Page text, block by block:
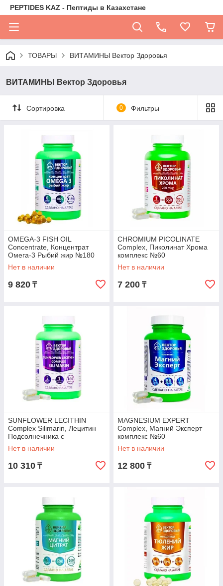
PEPTIDES KAZ - Пептиды в Казахстане
ТОВАРЫ ВИТАМИНЫ Вектор Здоровья
ВИТАМИНЫ Вектор Здоровья
Сортировка 0 Фильтры
OMEGA-3 FISH OIL
Concentrate, Концентрат
Омега-3 Рыбий жир №180
Нет в наличии
9 820 ₸
CHROMIUM PICOLINATE
Complex, Пиколинат Хрома
комплекс №60
Нет в наличии
7 200 ₸
SUNFLOWER LECITHIN
Complex Silimarin, Лецитин
Подсолнечника с
Силимарином №60
Нет в наличии
10 310 ₸
MAGNESIUM EXPERT
Complex, Магний Эксперт
комплекс №60
Нет в наличии
12 800 ₸